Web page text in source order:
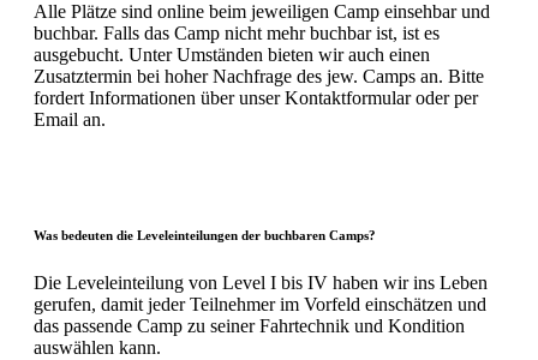
Alle Plätze sind online beim jeweiligen Camp einsehbar und
buchbar. Falls das Camp nicht mehr buchbar ist, ist es
ausgebucht. Unter Umständen bieten wir auch einen
Zusatztermin bei hoher Nachfrage des jew. Camps an. Bitte
fordert Informationen über unser Kontaktformular oder per
Email an.
Was bedeuten die Leveleinteilungen der buchbaren Camps?
Die Leveleinteilung von Level I bis IV haben wir ins Leben
gerufen, damit jeder Teilnehmer im Vorfeld einschätzen und
das passende Camp zu seiner Fahrtechnik und Kondition
auswählen kann.